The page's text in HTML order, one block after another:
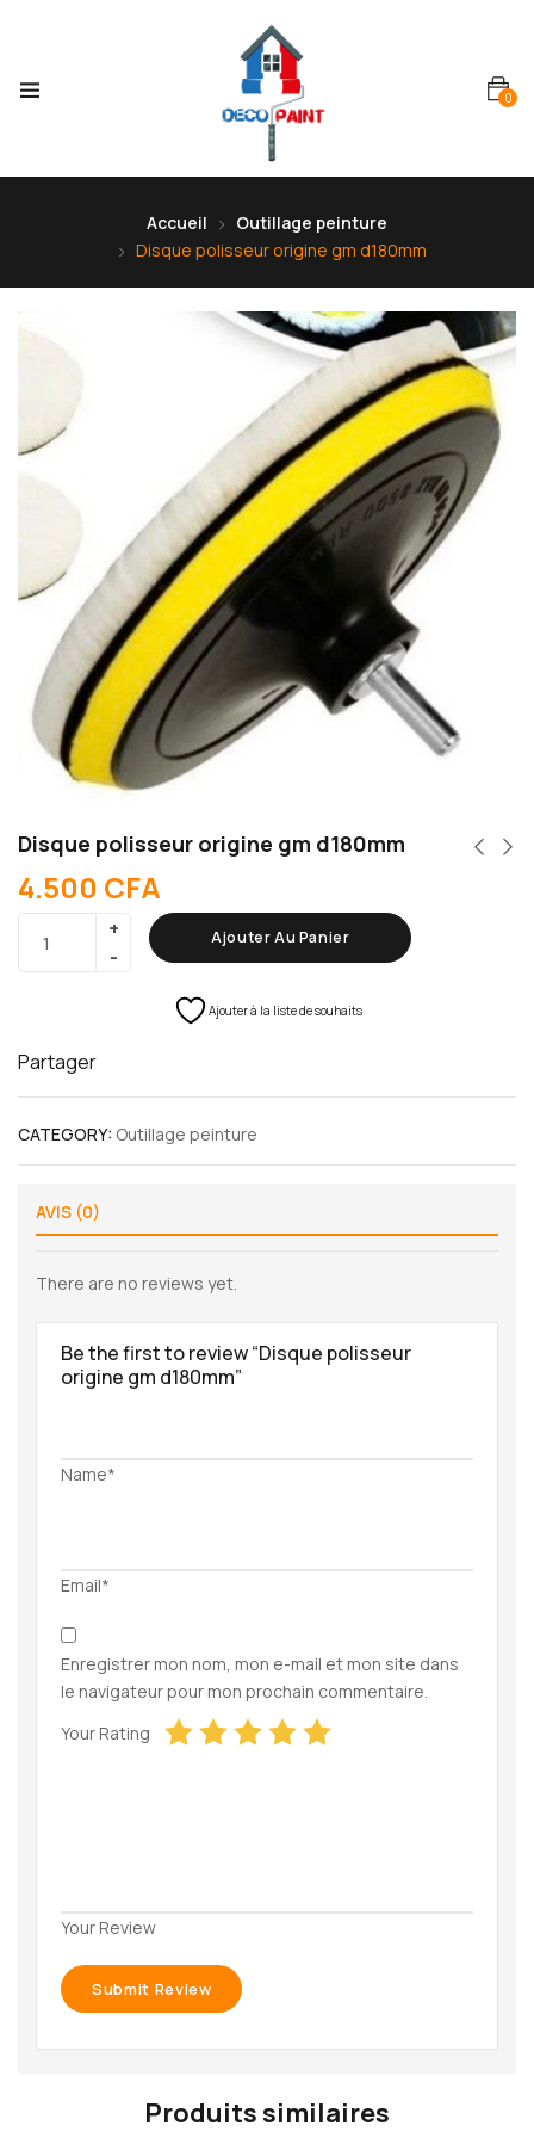
0
Accueil
Outillage peinture
Disque polisseur origine gm d180mm
Disque polisseur origine gm d180mm
4.500 CFA
Ajouter Au Panier
Ajouter à la liste de souhaits
Partager
CATEGORY: Outillage peinture
AVIS (0)
There are no reviews yet.
Be the first to review “Disque polisseur
origine gm d180mm”
Name*
Email*
Enregistrer mon nom, mon e-mail et mon site dans
le navigateur pour mon prochain commentaire.
Your Rating
Your Review
Produits similaires